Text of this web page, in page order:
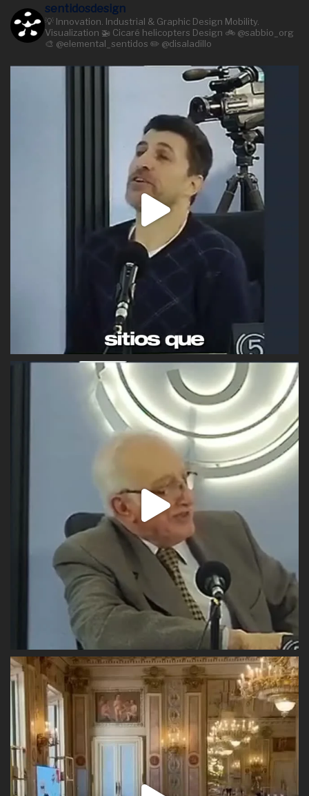
sentidosdesign
💡 Innovation. Industrial & Graphic Design Mobility.
Visualization 🚁 Cicaré helicopters Design 🚲 @sabbio_org
🎨 @elemental_sentidos ✏️ @disaladillo